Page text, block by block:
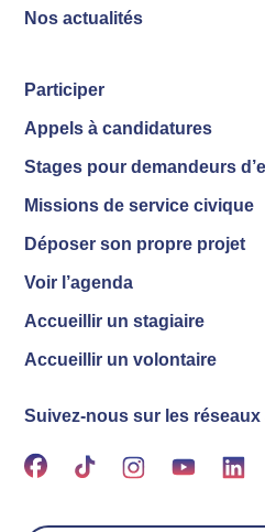
Nos actualités
Participer
Appels à candidatures
Stages pour demandeurs
Missions de service civique
Déposer son propre projet
Voir l’agenda
Accueillir un stagiaire
Accueillir un volontaire
Suivez-nous sur les